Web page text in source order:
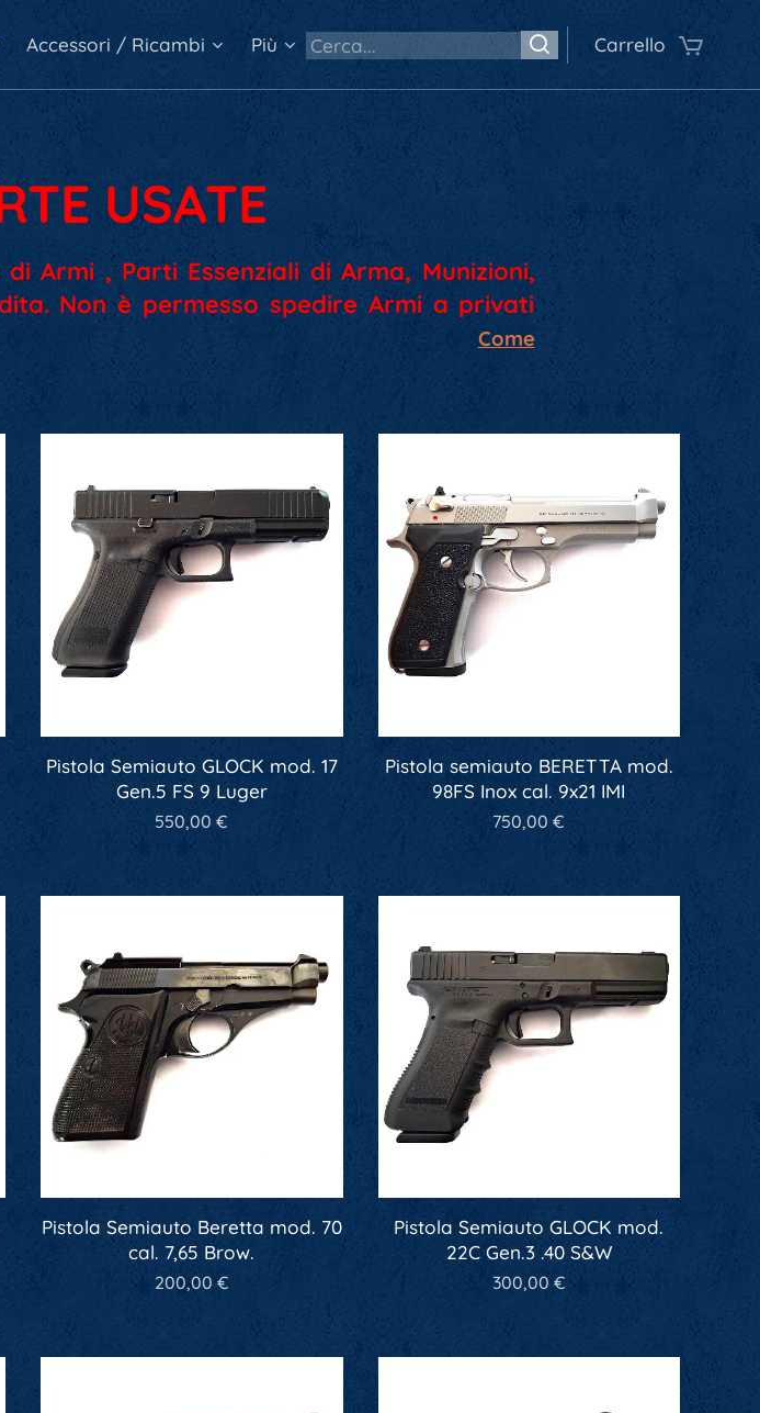
Accessori / Ricambi Più Carrello
USATE
Armi , Parti Essenziali di Arma, Munizioni,
Non è permesso spedire Armi a privati
Come
Pistola Semiauto GLOCK mod. 17
Gen.5 FS 9 Luger
550,00 €
Pistola semiauto BERETTA mod.
98FS Inox cal. 9x21 IMI
750,00 €
Pistola Semiauto Beretta mod. 70
cal. 7,65 Brow.
200,00 €
Pistola Semiauto GLOCK mod.
22C Gen.3 .40 S&W
300,00 €